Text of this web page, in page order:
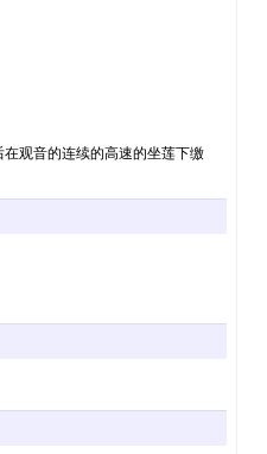
观音的连续的高速的坐莲下缴